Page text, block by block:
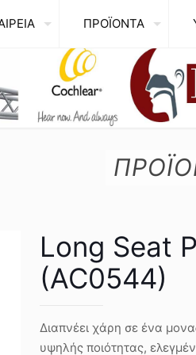
ΠΡΟΪΟΝΤΑ
Long Seat
(AC0544)
Διαπνέει χάρη σε ένα
υψηλής ποιότητας,